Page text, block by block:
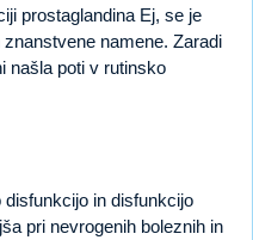
prostaglandina Ej, se je
namene. Zaradi
našla poti v rutinsko
in disfunkcijo
pri nevrogenih boleznih in